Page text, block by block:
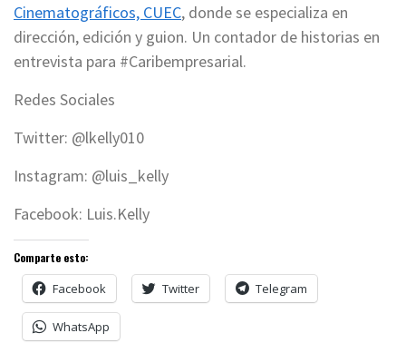
Cinematográficos, CUEC, donde se especializa en
dirección, edición y guion. Un contador de historias en
entrevista para #Caribempresarial.
Redes Sociales
Twitter: @lkelly010
Instagram: @luis_kelly
Facebook: Luis.Kelly
Comparte esto:
Facebook Twitter Telegram
WhatsApp